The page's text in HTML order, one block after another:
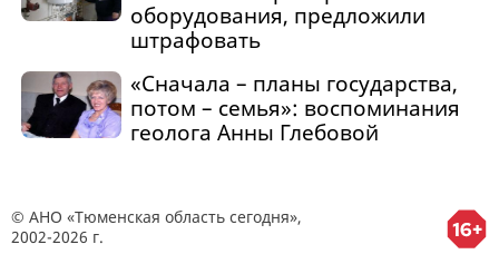
оборудования, предложили
штрафовать
«Сначала – планы государства,
потом – семья»: воспоминания
геолога Анны Глебовой
© АНО «Тюменская область сегодня»,
2002-2026 г.